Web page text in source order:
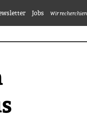
Jobs Wir